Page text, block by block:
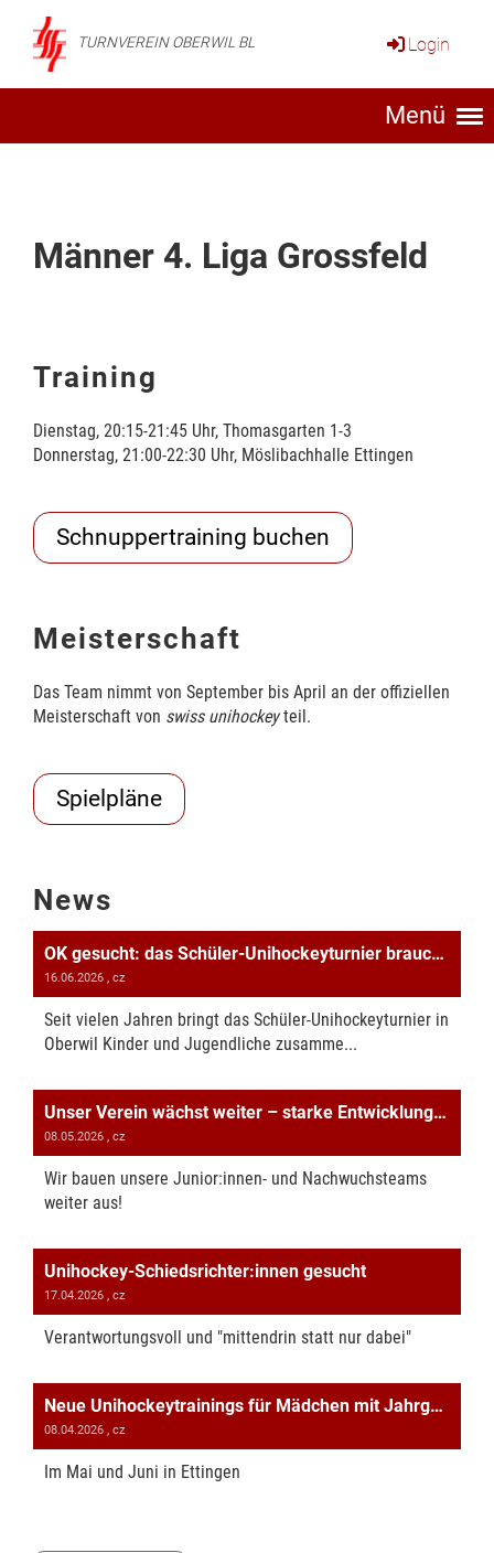
TURNVEREIN OBERWIL BL Login
Menü
Männer 4. Liga Grossfeld
Training
Dienstag, 20:15-21:45 Uhr, Thomasgarten 1-3
Donnerstag, 21:00-22:30 Uhr, Möslibachhalle Ettingen
Schnuppertraining buchen
Meisterschaft
Das Team nimmt von September bis April an der offiziellen
Meisterschaft von swiss unihockeyteil.
Spielpläne
News
OK gesucht: das Schüler-Unihockeyturnier braucht Unterstützung!
16.06.2026 , cz
Seit vielen Jahren bringt das Schüler-Unihockeyturnier in
Oberwil Kinder und Jugendliche zusamme...
Unser Verein wächst weiter – starke Entwicklung in der Sektion Unihockey
08.05.2026 , cz
Wir bauen unsere Junior:innen- und Nachwuchsteams
weiter aus!
Unihockey-Schiedsrichter:innen gesucht
17.04.2026 , cz
Verantwortungsvoll und "mittendrin statt nur dabei"
Neue Unihockeytrainings für Mädchen mit Jahrgang 2015-2019
08.04.2026 , cz
Im Mai und Juni in Ettingen